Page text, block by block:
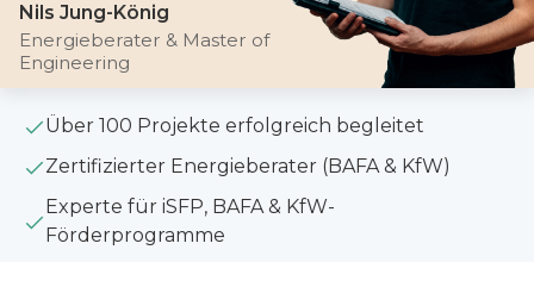
Nils Jung-König
Energieberater & Master of
Engineering
Über 100 Projekte erfolgreich begleitet
Zertifizierter Energieberater (BAFA & KfW)
Experte für iSFP, BAFA & KfW-
Förderprogramme